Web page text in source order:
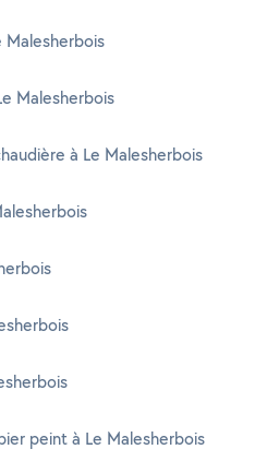
Malesherbois
Malesherbois
à Le Malesherbois
peint à Le Malesherbois